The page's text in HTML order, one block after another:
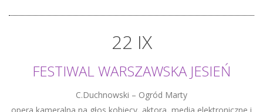
22 IX
FESTIWAL WARSZAWSKA JESIEŃ
C.Duchnowski – Ogród Marty